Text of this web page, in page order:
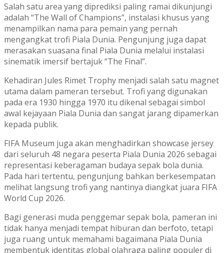
Salah satu area yang diprediksi paling ramai dikunjungi
adalah “The Wall of Champions”, instalasi khusus yang
menampilkan nama para pemain yang pernah
mengangkat trofi Piala Dunia. Pengunjung juga dapat
merasakan suasana final Piala Dunia melalui instalasi
sinematik imersif bertajuk “The Final”.
Kehadiran Jules Rimet Trophy menjadi salah satu magnet
utama dalam pameran tersebut. Trofi yang digunakan
pada era 1930 hingga 1970 itu dikenal sebagai simbol
awal kejayaan Piala Dunia dan sangat jarang dipamerkan
kepada publik.
FIFA Museum juga akan menghadirkan showcase jersey
dari seluruh 48 negara peserta Piala Dunia 2026 sebagai
representasi keberagaman budaya sepak bola dunia.
Pada hari tertentu, pengunjung bahkan berkesempatan
melihat langsung trofi yang nantinya diangkat juara FIFA
World Cup 2026.
Bagi generasi muda penggemar sepak bola, pameran ini
tidak hanya menjadi tempat hiburan dan berfoto, tetapi
juga ruang untuk memahami bagaimana Piala Dunia
membentuk identitas global olahraga paling populer di